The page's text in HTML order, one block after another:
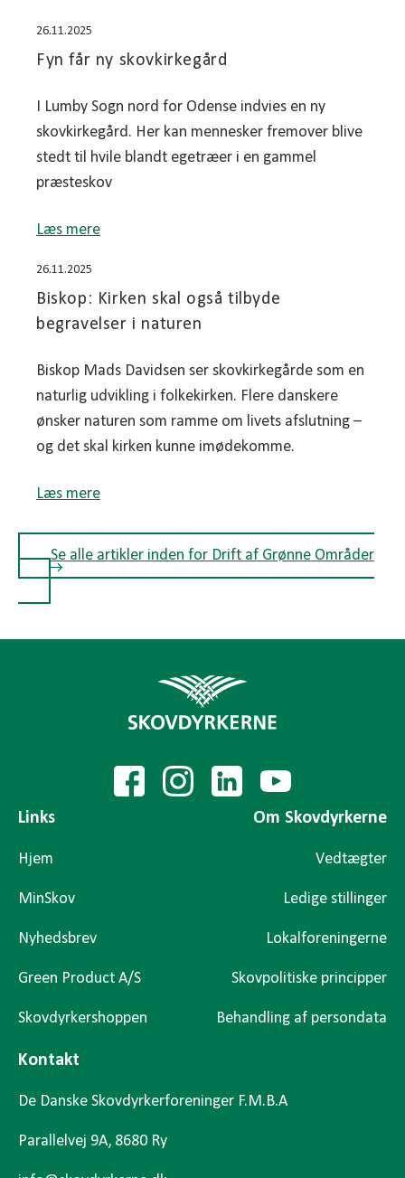
26.11.2025
Fyn får ny skovkirkegård
I Lumby Sogn nord for Odense indvies en ny
skovkirkegård. Her kan mennesker fremover blive
stedt til hvile blandt egetræer i en gammel
præsteskov
Læs mere
26.11.2025
Biskop: Kirken skal også tilbyde
begravelser i naturen
Biskop Mads Davidsen ser skovkirkegårde som en
naturlig udvikling i folkekirken. Flere danskere
ønsker naturen som ramme om livets afslutning –
og det skal kirken kunne imødekomme.
Læs mere
Se alle artikler inden for Drift af Grønne Områder
Links
Hjem
MinSkov
Nyhedsbrev
Green Product A/S
Skovdyrkershoppen
Om Skovdyrkerne
Vedtægter
Ledige stillinger
Lokalforeningerne
Skovpolitiske principper
Behandling af persondata
Kontakt
De Danske Skovdyrkerforeninger F.M.B.A
Parallelvej 9A, 8680 Ry